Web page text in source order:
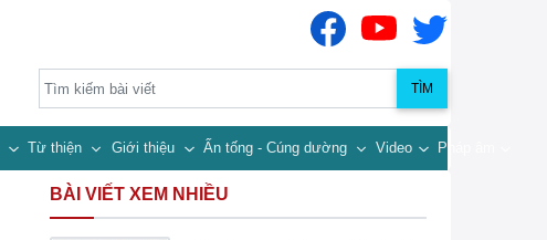
TÌM
Từ thiện Giới thiệu Ấn tống - Cúng dường Video Pháp âm
BÀI VIẾT XEM NHIỀU